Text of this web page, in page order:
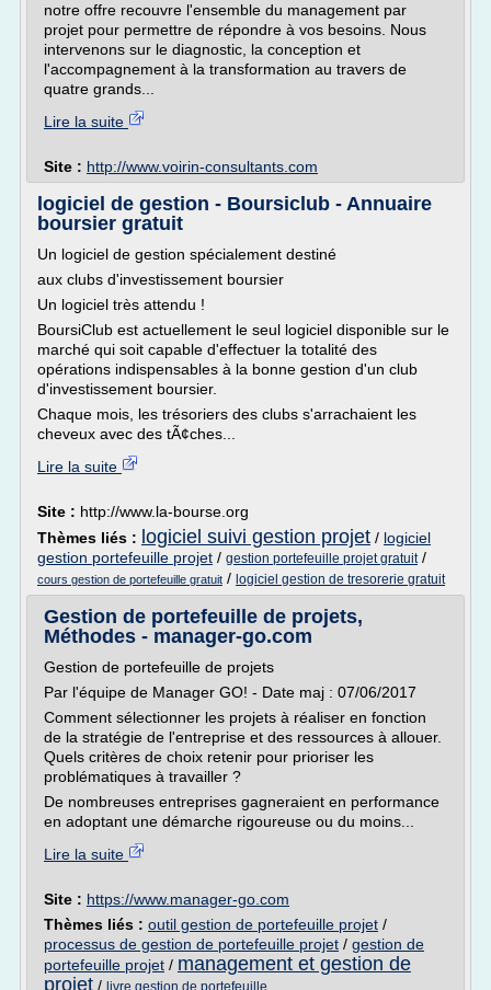
notre offre recouvre l'ensemble du management par
projet pour permettre de répondre à vos besoins. Nous
intervenons sur le diagnostic, la conception et
l'accompagnement à la transformation au travers de
quatre grands...
Lire la suite
Site : http://www.voirin-consultants.com
logiciel de gestion - Boursiclub - Annuaire
boursier gratuit
Un logiciel de gestion spécialement destiné
aux clubs d'investissement boursier
Un logiciel très attendu !
BoursiClub est actuellement le seul logiciel disponible sur le
marché qui soit capable d'effectuer la totalité des
opérations indispensables à la bonne gestion d'un club
d'investissement boursier.
Chaque mois, les trésoriers des clubs s'arrachaient les
cheveux avec des tÃ¢ches...
Lire la suite
Site : http://www.la-bourse.org
Thèmes liés : logiciel suivi gestion projet / logiciel
gestion portefeuille projet / gestion portefeuille projet gratuit/
cours gestion de portefeuille gratuit / logiciel gestion de tresorerie gratuit
Gestion de portefeuille de projets,
Méthodes - manager-go.com
Gestion de portefeuille de projets
Par l'équipe de Manager GO! - Date maj : 07/06/2017
Comment sélectionner les projets à réaliser en fonction
de la stratégie de l'entreprise et des ressources à allouer.
Quels critères de choix retenir pour prioriser les
problématiques à travailler ?
De nombreuses entreprises gagneraient en performance
en adoptant une démarche rigoureuse ou du moins...
Lire la suite
Site : https://www.manager-go.com
Thèmes liés : outil gestion de portefeuille projet /
processus de gestion de portefeuille projet / gestion de
portefeuille projet / management et gestion de
projet / livre gestion de portefeuille